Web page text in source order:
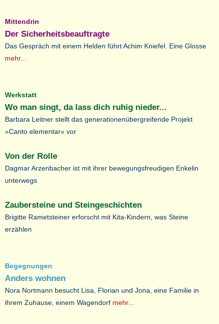
Mittendrin
Der Sicherheitsbeauftragte
Das Gespräch mit einem Helden führt Achim Kniefel. Eine Glosse
mehr...
Werkstatt
Wo man singt, da lass dich ruhig nieder...
Barbara Leitner stellt das generationenübergreifende Projekt
»Canto elementar« vor
Von der Rolle
Dagmar Arzenbacher ist mit ihrer bewegungsfreudigen Enkelin
unterwegs
Zaubersteine und Steingeschichten
Brigitte Rametsteiner erforscht mit Kita-Kindern, was Steine
erzählen
Begegnungen
Anders wohnen
Nora Nortmann besucht Lisa, Florian und Jona, eine Familie in
ihrem Zuhause, einem Wagendorf mehr...